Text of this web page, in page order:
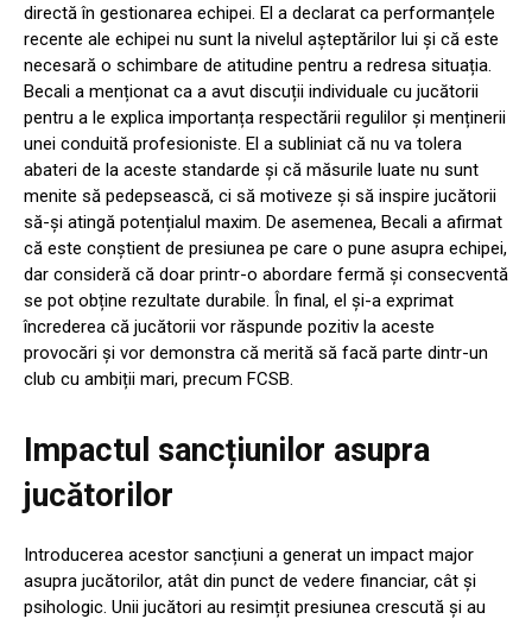
directă în gestionarea echipei. El a declarat ca performanțele
recente ale echipei nu sunt la nivelul așteptărilor lui și că este
necesară o schimbare de atitudine pentru a redresa situația.
Becali a menționat ca a avut discuții individuale cu jucătorii
pentru a le explica importanța respectării regulilor și menținerii
unei conduită profesioniste. El a subliniat că nu va tolera
abateri de la aceste standarde și că măsurile luate nu sunt
menite să pedepsească, ci să motiveze și să inspire jucătorii
să-și atingă potențialul maxim. De asemenea, Becali a afirmat
că este conștient de presiunea pe care o pune asupra echipei,
dar consideră că doar printr-o abordare fermă și consecventă
se pot obține rezultate durabile. În final, el și-a exprimat
încrederea că jucătorii vor răspunde pozitiv la aceste
provocări și vor demonstra că merită să facă parte dintr-un
club cu ambiții mari, precum FCSB.
Impactul sancțiunilor asupra
jucătorilor
Introducerea acestor sancțiuni a generat un impact major
asupra jucătorilor, atât din punct de vedere financiar, cât și
psihologic. Unii jucători au resimțit presiunea crescută și au